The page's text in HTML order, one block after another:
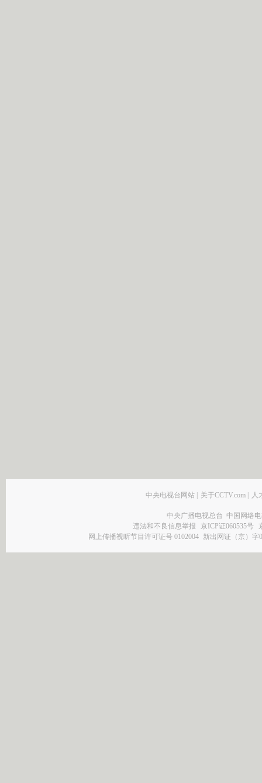
中央电视台网站 关于CCTV.com 人
中央广播电视总台 中国网络
违法和不良信息举报
京ICP证060535号
网上传播视听节目许可证号 0102004 新出网证（京）